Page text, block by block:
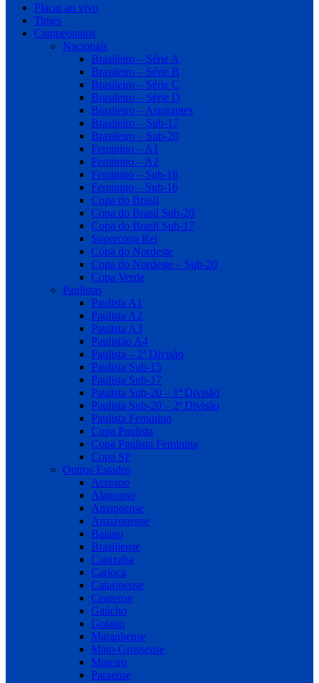
Placar ao vivo
Times
Campeonatos
Nacionais
Brasileiro – Série A
Brasileiro – Série B
Brasileiro – Série C
Brasileiro – Série D
Brasileiro – Aspirantes
Brasileiro – Sub-17
Brasileiro – Sub-20
Feminino – A1
Feminino – A2
Feminino – Sub-18
Feminino – Sub-16
Copa do Brasil
Copa do Brasil Sub-20
Copa do Brasil Sub-17
Supercopa Rei
Copa do Nordeste
Copa do Nordeste – Sub-20
Copa Verde
Paulistas
Paulista A1
Paulista A2
Paulista A3
Paulistão A4
Paulista – 2ª Divisão
Paulista Sub-15
Paulista Sub-17
Paulista Sub-20 – 1ª Divisão
Paulista Sub-20 – 2ª Divisão
Paulista Feminino
Copa Paulista
Copa Paulista Feminina
Copa SP
Outros Estados
Acreano
Alagoano
Amapaense
Amazonense
Baiano
Brasiliense
Capixaba
Carioca
Catarinense
Cearense
Gaúcho
Goiano
Maranhense
Mato-Grossense
Mineiro
Paraense